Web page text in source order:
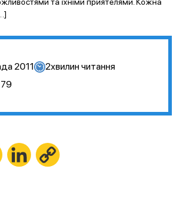
2011 2хвилин читання
79
TelegramLinkedIn